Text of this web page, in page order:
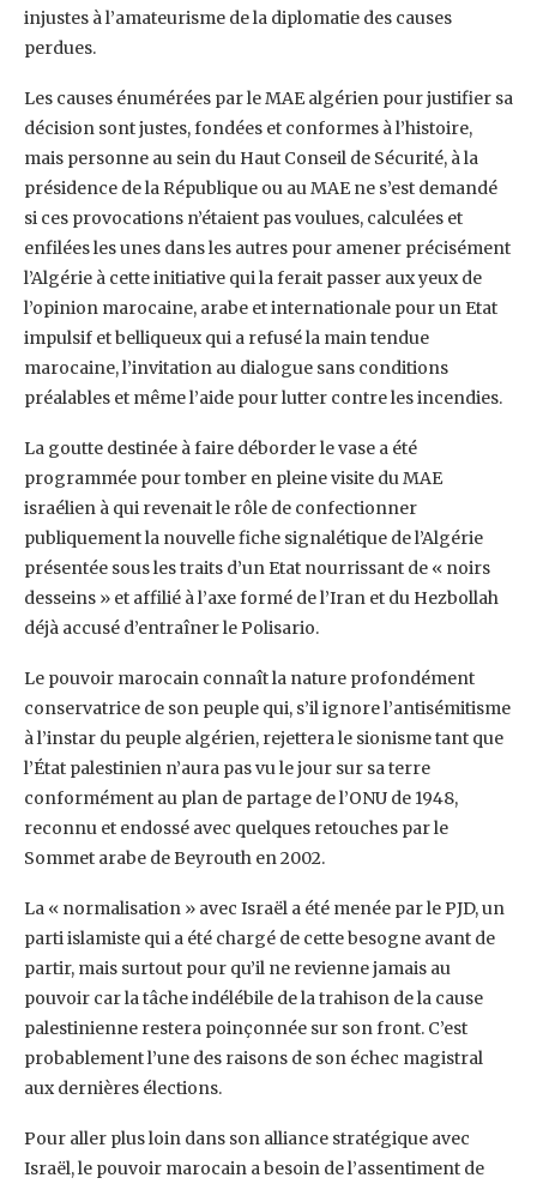
injustes à l’amateurisme de la diplomatie des ‎causes
perdues.‎
Les causes énumérées par le MAE algérien pour justifier sa
décision sont justes, fondées et ‎conformes à l’histoire,
mais personne au sein du Haut Conseil de Sécurité, à la
présidence de la ‎République ou au MAE ne s’est demandé
si ces provocations n’étaient pas voulues, calculées et
‎enfilées les unes dans les autres pour amener précisément
l’Algérie à cette initiative qui la ferait ‎passer aux yeux de
l’opinion marocaine, arabe et internationale pour un Etat
impulsif et belliqueux ‎qui a refusé la main tendue
marocaine, l’invitation au dialogue sans conditions
préalables et même ‎l’aide pour lutter contre les incendies.‎
La goutte destinée à faire déborder le vase a été
programmée pour tomber en pleine visite du MAE
‎israélien à qui revenait le rôle de confectionner
publiquement la nouvelle fiche signalétique de ‎l’Algérie
présentée sous les traits d’un Etat nourrissant de « noirs
desseins » et affilié à l’axe formé ‎de l’Iran et du Hezbollah
déjà accusé d’entraîner le Polisario.
Le pouvoir marocain connaît la nature profondément
conservatrice de son peuple qui, s’il ignore ‎l’antisémitisme
à l’instar du peuple algérien, rejettera le sionisme tant que
l’État palestinien n’aura ‎pas vu le jour sur sa terre
conformément au plan de partage de l’ONU de 1948,
reconnu et endossé ‎avec quelques retouches par le
Sommet arabe de Beyrouth en 2002.
La « normalisation » avec Israël a été menée par le PJD, un
parti islamiste qui a été chargé de cette ‎besogne avant de
partir, mais surtout pour qu’il ne revienne jamais au
pouvoir car la tâche ‎indélébile de la trahison de la cause
palestinienne restera poinçonnée sur son front. C’est
‎probablement l’une des raisons de son échec magistral
aux dernières élections.
Pour aller plus loin dans son alliance stratégique avec
Israël, le pouvoir marocain a besoin de ‎l’assentiment de